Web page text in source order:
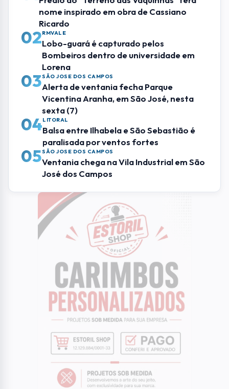
OCORRÊNCIAS
Mãe e filha denunciam líder religioso por
abusos sexuais em Jacareí
OCORRÊNCIAS
Pitbull ataca golden e fere menina de 11
anos no Jardim São José I
Mais Lidas
01SÃO JOSE DOS CAMPOS
Prédio do "Terreno das Vaquinhas" terá
nome inspirado em obra de Cassiano
Ricardo
RMVALE
Lobo-guará é capturado pelos
Bombeiros dentro de universidade em
Lorena
SÃO JOSE DOS CAMPOS
Alerta de ventania fecha Parque
Vicentina Aranha, em São José, nesta
sexta (7)
LITORAL
Balsa entre Ilhabela e São Sebastião é
paralisada por ventos fortes
SÃO JOSE DOS CAMPOS
José dos Campos